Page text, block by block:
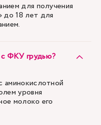
для получения
до 18 лет для
ФКУ грудью?
аминокислотной
уровня
молоко его